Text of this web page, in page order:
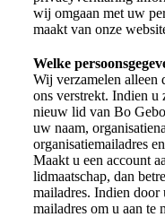
wij omgaan met uw
maakt van onze
Welke
Wij verzamelen alleen
ons verstrekt. Indien u
nieuw lid van Bo
uw naam,
organisatiemailadres
Maakt u een account
lidmaatschap, dan
mailadres. Indien
mailadres om u aan te